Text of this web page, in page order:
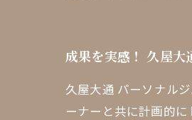
成果を実感！ 久屋大
久屋大通 パーソナル
ーナーと共に計画的